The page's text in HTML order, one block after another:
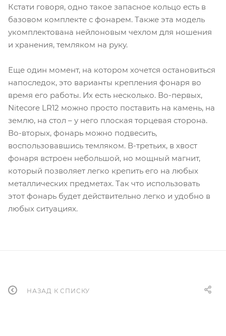
Кстати говоря, одно такое запасное кольцо есть в
базовом комплекте с фонарем. Также эта модель
укомплектована нейлоновым чехлом для ношения
и хранения, темляком на руку.
Еще один момент, на котором хочется остановиться
напоследок, это варианты крепления фонаря во
время его работы. Их есть несколько. Во-первых,
Nitecore LR12 можно просто поставить на камень, на
землю, на стол – у него плоская торцевая сторона.
Во-вторых, фонарь можно подвесить,
воспользовавшись темляком. В-третьих, в хвост
фонаря встроен небольшой, но мощный магнит,
который позволяет легко крепить его на любых
металлических предметах. Так что использовать
этот фонарь будет действительно легко и удобно в
любых ситуациях.
НАЗАД К СПИСКУ